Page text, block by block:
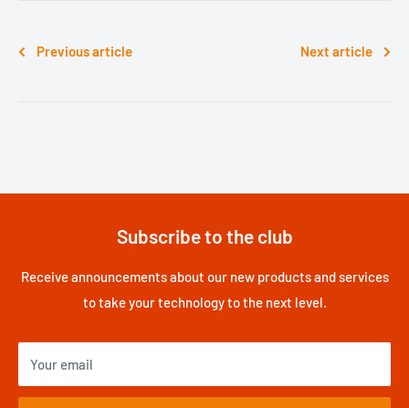
Previous article Next article
Subscribe to the club
Receive announcements about our new products and services
to take your technology to the next level.
Your email